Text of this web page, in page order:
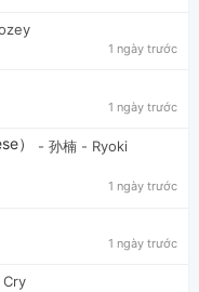
1 ngày trước
1 ngày trước
） - 孙楠 - Ryoki
1 ngày trước
1 ngày trước
Cry